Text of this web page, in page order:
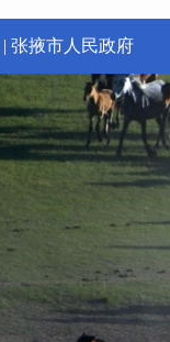
| 张掖市人民政府